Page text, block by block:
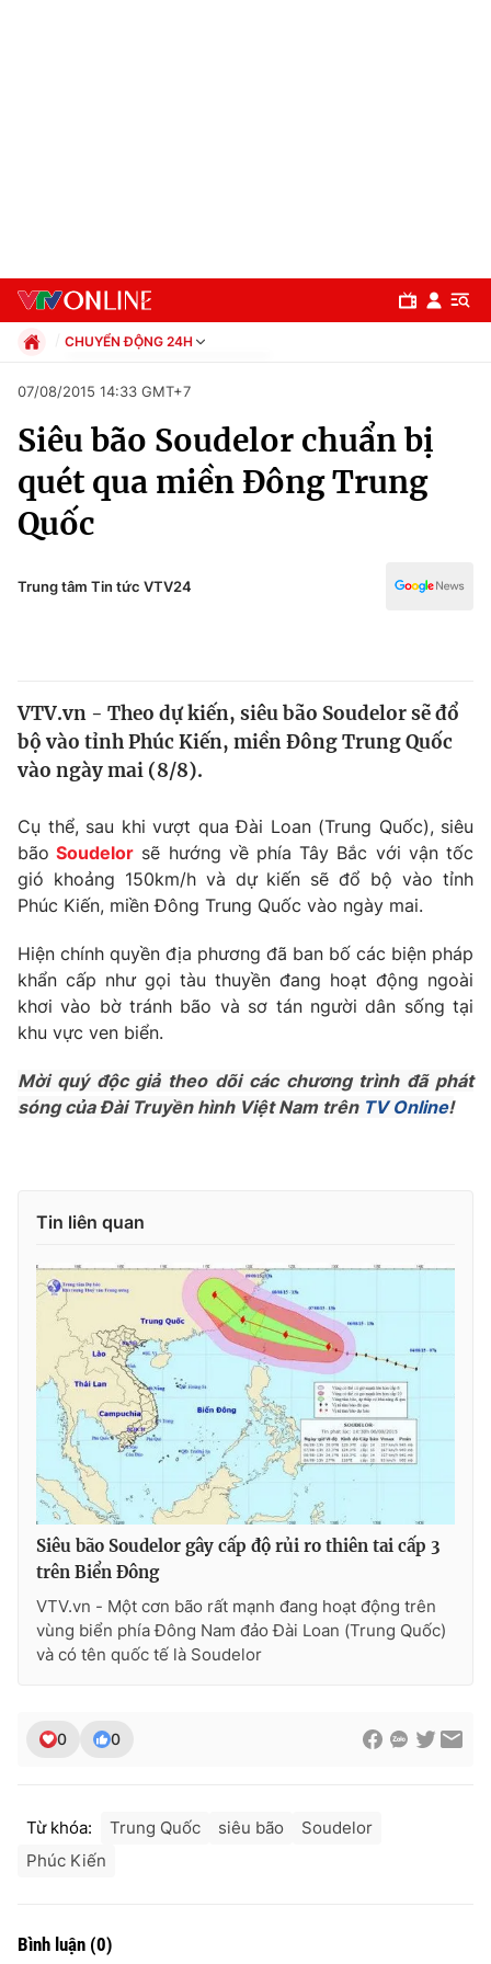
Chuyên mục
Chính trị
Thế giới
Thế giới đó đây
Câu chuyện quốc tế
Kinh tế
Tài chính
Thị trường
Góc doanh nghiệp
Dữ liệu và đời sống
Truyền hình
Phim VTV
Hậu trường
Nhân vật
Khán giả
Giải trí
Âm nhạc
Đời sống
Du lịch
Học trực tuyến
Sản phẩm
Thị trường
Tư vấn
Giao lưu trực tuyến
Lịch phát sóng
Chuyên mục khác
Emagazine Podcast
Photo Infographic
Video
VTV Money VTV Thể thao
Thị trường 24h
VTV4 Vươn mình bằng AI
Liên hệ tòa soạn
CHUYỂN ĐỘNG 24H
Xã hội
Pháp luật
Thể thao
Truyền hình
07/08/2015 14:33 GMT+7
Siêu bão Soudelor chuẩn bị
quét qua miền Đông Trung
Quốc
Trung tâm Tin tức VTV24
VTV.vn - Theo dự kiến, siêu bão Soudelor sẽ đổ
bộ vào tỉnh Phúc Kiến, miền Đông Trung Quốc
vào ngày mai (8/8).
Cụ thể, sau khi vượt qua Đài Loan (Trung Quốc), siêu
bão Soudelor sẽ hướng về phía Tây Bắc với vận tốc
gió khoảng 150km/h và dự kiến sẽ đổ bộ vào tỉnh
Phúc Kiến, miền Đông Trung Quốc vào ngày mai.
Hiện chính quyền địa phương đã ban bố các biện pháp
khẩn cấp như gọi tàu thuyền đang hoạt động ngoài
khơi vào bờ tránh bão và sơ tán người dân sống tại
khu vực ven biển.
Mời quý độc giả theo dõi các chương trình đã phát
sóng của Đài Truyền hình Việt Nam trên TV Online!
Tin liên quan
Siêu bão Soudelor gây cấp độ rủi ro thiên tai cấp 3
trên Biển Đông
VTV.vn - Một cơn bão rất mạnh đang hoạt động trên
vùng biển phía Đông Nam đảo Đài Loan (Trung Quốc)
và có tên quốc tế là Soudelor
0 0
Từ khóa: Trung Quốc siêu bão
Soudelor
Phúc Kiến
Bình luận (0)